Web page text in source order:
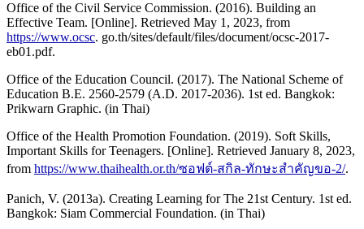
Office of the Civil Service Commission. (2016). Building an
Effective Team. [Online]. Retrieved May 1, 2023, from
https://www.ocsc. go.th/sites/default/files/document/ocsc-2017-
eb01.pdf.
Office of the Education Council. (2017). The National Scheme of
Education B.E. 2560-2579 (A.D. 2017-2036). 1st ed. Bangkok:
Prikwarn Graphic. (in Thai)
Office of the Health Promotion Foundation. (2019). Soft Skills,
Important Skills for Teenagers. [Online]. Retrieved January 8, 2023,
from https://www.thaihealth.or.th/ซอฟต์-สกิล-ทักษะสำคัญขอ-2/.
Panich, V. (2013a). Creating Learning for The 21st Century. 1st ed.
Bangkok: Siam Commercial Foundation. (in Thai)